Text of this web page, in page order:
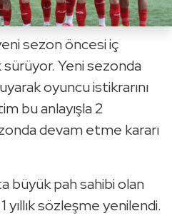
sezon öncesi iç
Yeni sezonda
oyuncu istikrarını
bu anlayışla 2
devam etme kararı
büyük pah sahibi olan
yıllık sözleşme yenilendi.